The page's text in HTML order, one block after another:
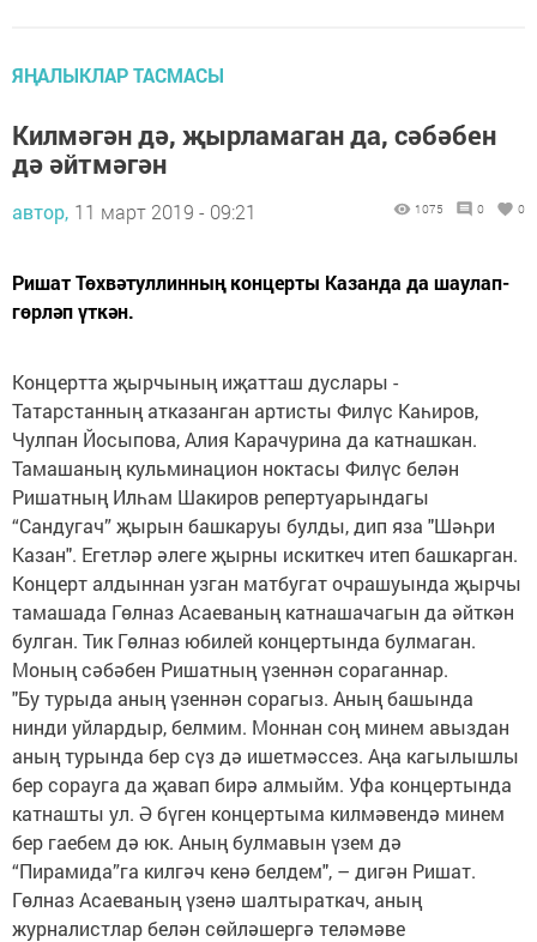
ЯҢАЛЫКЛАР ТАСМАСЫ
Килмәгән дә, җырламаган да, сәбәбен
дә әйтмәгән
автор, 11 март 2019 - 09:21 1075 0 0
Ришат Төхвәтуллинның концерты Казанда да шаулап-
гөрләп үткән.
Концертта җырчының иҗатташ дуслары -
Татарстанның атказанган артисты Филүс Каһиров,
Чулпан Йосыпова, Алия Карачурина да катнашкан.
Тамашаның кульминацион ноктасы Филүс белән
Ришатның Илһам Шакиров репертуарындагы
“Сандугач” җырын башкаруы булды, дип яза "Шәһри
Казан". Егетләр әлеге җырны искиткеч итеп башкарган.
Концерт алдыннан узган матбугат очрашуында җырчы
тамашада Гөлназ Асаеваның катнашачагын да әйткән
булган. Тик Гөлназ юбилей концертында булмаган.
Моның сәбәбен Ришатның үзеннән сораганнар.
"Бу турыда аның үзеннән сорагыз. Аның башында
нинди уйлардыр, белмим. Моннан соң минем авыздан
аның турында бер сүз дә ишетмәссез. Аңа кагылышлы
бер сорауга да җавап бирә алмыйм. Уфа концертында
катнашты ул. Ә бүген концертыма килмәвендә минем
бер гаебем дә юк. Аның булмавын үзем дә
“Пирамида”га килгәч кенә белдем", – дигән Ришат.
Гөлназ Асаеваның үзенә шалтыраткач, аның
журналистлар белән сөйләшергә теләмәве